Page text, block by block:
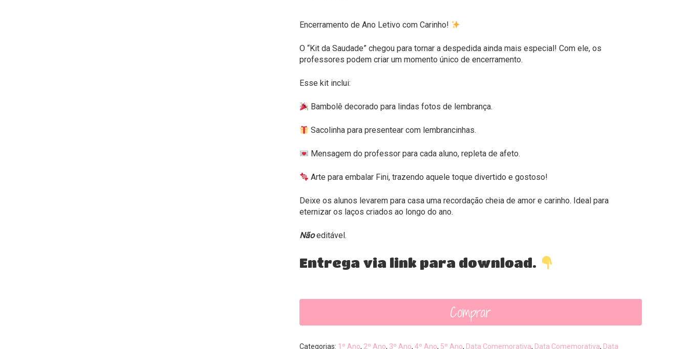
Encerramento de Ano Letivo com Carinho!
O “Kit da Saudade” chegou para tornar a despedida ainda mais especial! Com ele, os
professores podem criar um momento único de encerramento.
Esse kit inclui:
Bambolê decorado para lindas fotos de lembrança.
Sacolinha para presentear com lembrancinhas.
Mensagem do professor para cada aluno, repleta de afeto.
Arte para embalar Fini, trazendo aquele toque divertido e gostoso!
Deixe os alunos levarem para casa uma recordação cheia de amor e carinho. Ideal para
eternizar os laços criados ao longo do ano.
Não editável.
Entrega via link para download.
Comprar
Categorias: 1º Ano, 2º Ano, 3º Ano, 4º Ano, 5º Ano, Data Comemorativa, Data Comemorativa, Data